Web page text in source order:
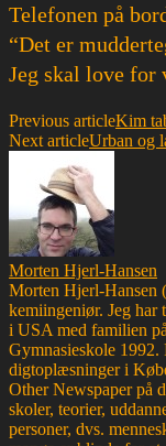
Telefonen på
“Det er
Jeg skal love for
Previous articleKim
Next articleUrban og
Morten Hjerl-Hansen
Morten Hjerl-Hansen
kemiingeniør. Jeg har
i USA med familien
Gymnasieskole
digtoplæsninger i
Other Newspaper på
skoler, teorier,
personer, dvs.